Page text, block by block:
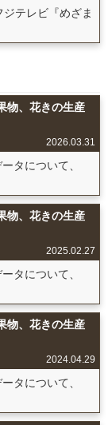
テレビ『めざま
物、花きの生産
2026.03.31
タについて、
物、花きの生産
2025.02.27
タについて、
物、花きの生産
2024.04.29
タについて、